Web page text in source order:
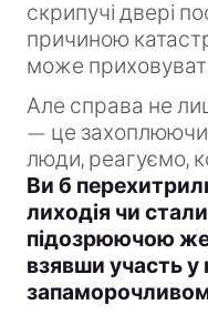
скрипучі двері
причиною
може
Але справа не
— це
люди, реагуємо,
Ви б
лиходія чи
підозрюючою
взявши участь